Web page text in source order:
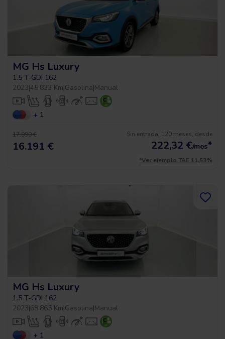
MG Hs Luxury
1.5 T-GDI 162
2023|45.833 Km|Gasolina|Manual
+ 1
17.990 €
16.191 €
Sin entrada, 120 meses, desde
222,32 €/mes*
*Ver ejemplo TAE 11,53%
MG Hs Luxury
1.5 T-GDI 162
2023|68.865 Km|Gasolina|Manual
+ 1